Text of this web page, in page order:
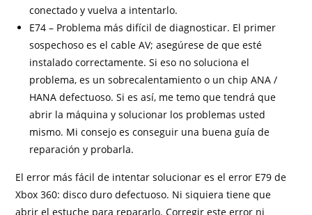
conectado y vuelva a intentarlo.
E74 – Problema más difícil de diagnosticar. El primer
sospechoso es el cable AV; asegúrese de que esté
instalado correctamente. Si eso no soluciona el
problema, es un sobrecalentamiento o un chip ANA /
HANA defectuoso. Si es así, me temo que tendrá que
abrir la máquina y solucionar los problemas usted
mismo. Mi consejo es conseguir una buena guía de
reparación y probarla.
El error más fácil de intentar solucionar es el error E79 de
Xbox 360: disco duro defectuoso. Ni siquiera tiene que
abrir el estuche para repararlo. Corregir este error ni